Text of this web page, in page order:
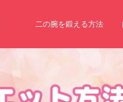
二の腕を鍛える方法